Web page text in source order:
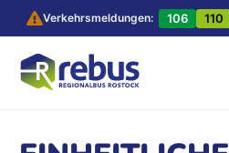
Verkehrsmeldungen: 106 110